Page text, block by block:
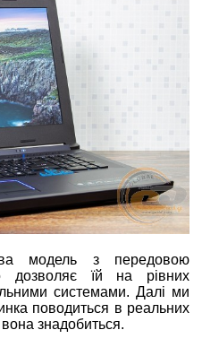
модель з передовою
дозволяє їй на рівних
системами. Далі ми
поводиться в реальних
знадобиться.